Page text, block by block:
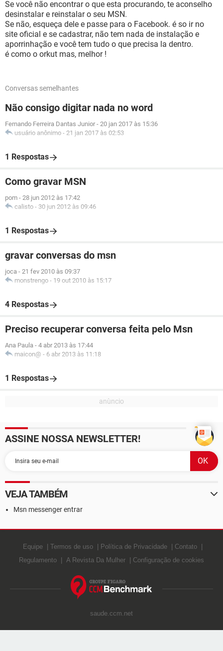
Se você não encontrar o que esta procurando, te aconselho
desinstalar e reinstalar o seu MSN.
Se não, esqueça dele e passe para o Facebook. é so ir no
site oficial e se cadastrar, não tem nada de instalação e
aporrinhação e você tem tudo o que precisa la dentro.
é como o orkut mas, melhor !
Conversas semelhantes
Não consigo digitar nada no word
Fernando Ferreira Dantas Junior - 20 jan 2017 às 15:36
usuário anônimo - 21 jan 2017 às 02:53
1 Respostas
Como gravar MSN
pom - 28 jun 2012 às 17:42
calisto - 30 jun 2012 às 09:46
1 Respostas
gravar conversas do msn
joca - 21 fev 2010 às 09:37
monstrengo - 19 out 2010 às 15:17
4 Respostas
Preciso recuperar conversa feita pelo Msn
Ana Paula - 4 abr 2013 às 17:44
maicon@ - 6 abr 2013 às 11:18
1 Respostas
ASSINE NOSSA NEWSLETTER!
VEJA TAMBÉM
Msn messenger entrar
Equipe Termos de uso Política de Privacidade
Contato
Regulamento
A Revista Da Mulher Configuração de cookies
saude.ccm.net